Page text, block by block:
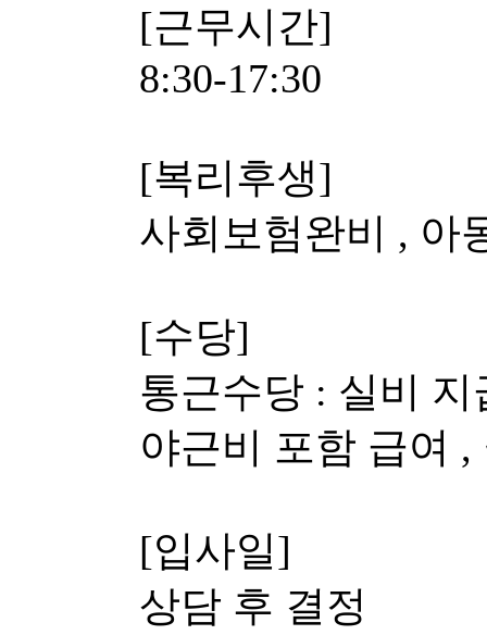
[근무시간]
8:30-17:30
[복리후생]
사회보험완비 , 아
[수당]
통근수당 : 실비
야근비 포함 급여
[입사일]
상담 후 결정